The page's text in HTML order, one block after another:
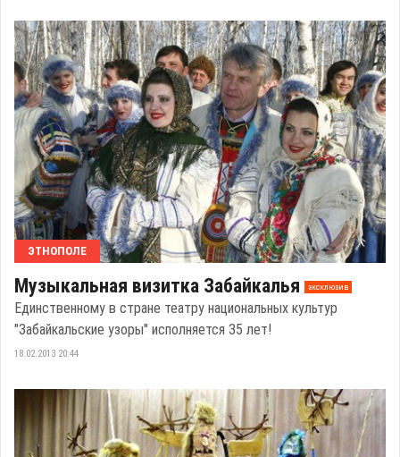
ЭТНОПОЛЕ
Музыкальная визитка Забайкалья эксклюзив
Единственному в стране театру национальных культур
"Забайкальские узоры" исполняется 35 лет!
18.02.2013 20:44